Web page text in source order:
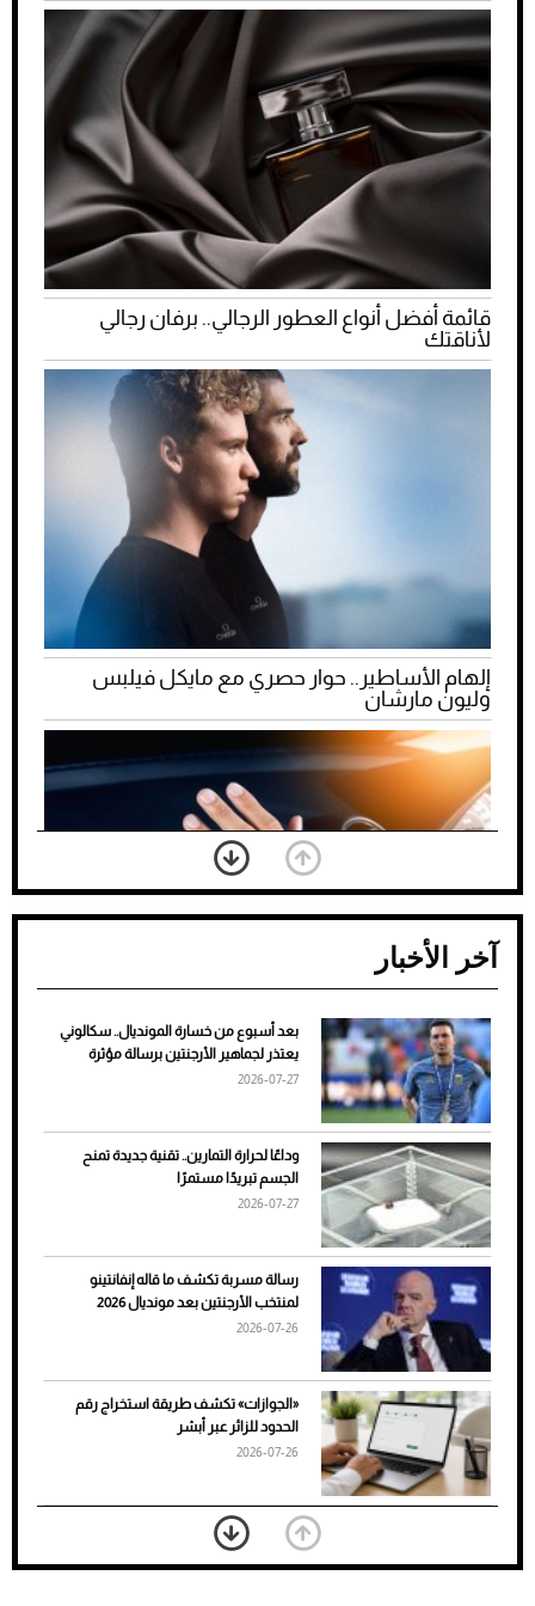
قائمة أفضل أنواع العطور الرجالي.. برفان رجالي
لأناقتك
إلهام الأساطير.. حوار حصري مع مايكل فيلبس
وليون مارشان
ضعف تبريد مكيف السيارة عند الوقوف.. أشهر
الأسباب والحلول
7 نصائح لاختيار لون البنطلون المناسب للقميص
الأسود
آخر الأخبار
بعد أسبوع من خسارة المونديال.. سكالوني
يعتذر لجماهير الأرجنتين برسالة مؤثرة
2026-07-27
وداعًا لحرارة التمارين.. تقنية جديدة تمنح
الجسم تبريدًا مستمرًا
2026-07-27
رسالة مسربة تكشف ما قاله إنفانتينو
لمنتخب الأرجنتين بعد مونديال 2026
2026-07-26
«الجوازات» تكشف طريقة استخراج رقم
الحدود للزائر عبر أبشر
2026-07-26
بعد 7 أشهر من تعرضه لحادث مروع.. جوشوا
يفوز على برينغا بـ"الضربة القاضية" (فيديو)